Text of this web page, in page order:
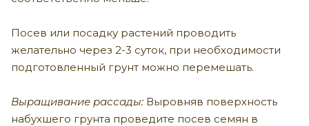
Посев или посадку растений проводить
желательно через 2-3 суток, при необходимости
подготовленный грунт можно перемешать.
Выращивание рассады: Выровняв поверхность
набухшего грунта проведите посев семян в